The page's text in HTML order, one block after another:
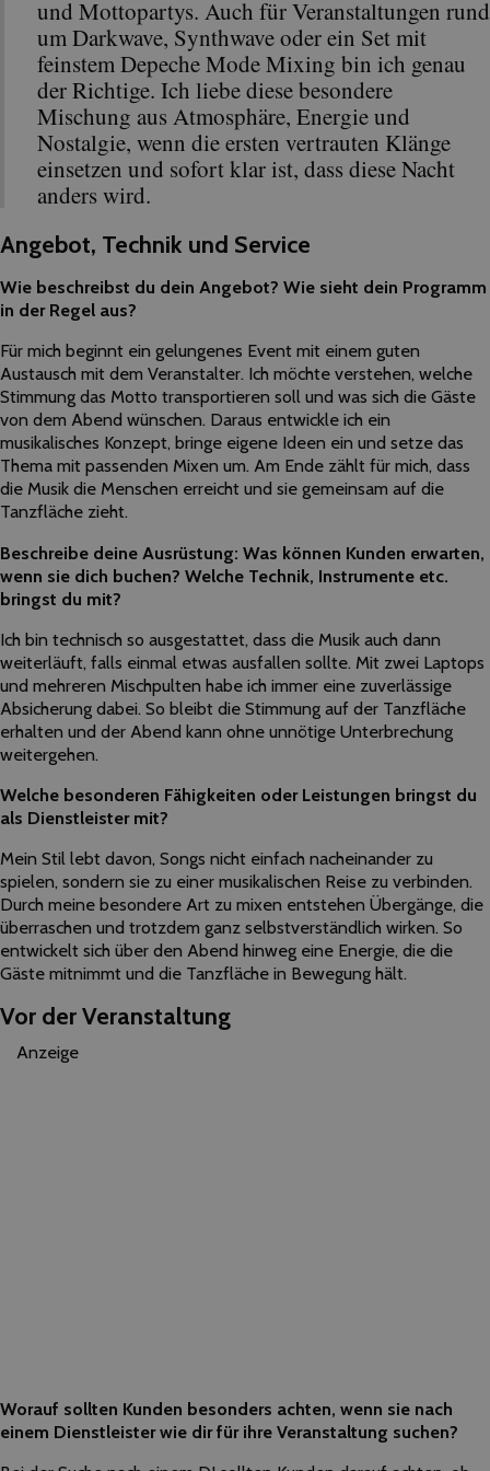
und Mottopartys. Auch für Veranstaltungen rund
um Darkwave, Synthwave oder ein Set mit
feinstem Depeche Mode Mixing bin ich genau
der Richtige. Ich liebe diese besondere
Mischung aus Atmosphäre, Energie und
Nostalgie, wenn die ersten vertrauten Klänge
einsetzen und sofort klar ist, dass diese Nacht
anders wird.
Angebot, Technik und Service
Wie beschreibst du dein Angebot? Wie sieht dein Programm
in der Regel aus?
Für mich beginnt ein gelungenes Event mit einem guten
Austausch mit dem Veranstalter. Ich möchte verstehen, welche
Stimmung das Motto transportieren soll und was sich die Gäste
von dem Abend wünschen. Daraus entwickle ich ein
musikalisches Konzept, bringe eigene Ideen ein und setze das
Thema mit passenden Mixen um. Am Ende zählt für mich, dass
die Musik die Menschen erreicht und sie gemeinsam auf die
Tanzfläche zieht.
Beschreibe deine Ausrüstung: Was können Kunden erwarten,
wenn sie dich buchen? Welche Technik, Instrumente etc.
bringst du mit?
Ich bin technisch so ausgestattet, dass die Musik auch dann
weiterläuft, falls einmal etwas ausfallen sollte. Mit zwei Laptops
und mehreren Mischpulten habe ich immer eine zuverlässige
Absicherung dabei. So bleibt die Stimmung auf der Tanzfläche
erhalten und der Abend kann ohne unnötige Unterbrechung
weitergehen.
Welche besonderen Fähigkeiten oder Leistungen bringst du
als Dienstleister mit?
Mein Stil lebt davon, Songs nicht einfach nacheinander zu
spielen, sondern sie zu einer musikalischen Reise zu verbinden.
Durch meine besondere Art zu mixen entstehen Übergänge, die
überraschen und trotzdem ganz selbstverständlich wirken. So
entwickelt sich über den Abend hinweg eine Energie, die die
Gäste mitnimmt und die Tanzfläche in Bewegung hält.
Vor der Veranstaltung
Anzeige
Worauf sollten Kunden besonders achten, wenn sie nach
einem Dienstleister wie dir für ihre Veranstaltung suchen?